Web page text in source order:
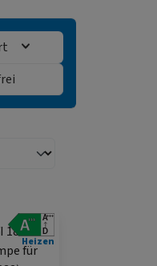
Versandkostenfrei
Heizen